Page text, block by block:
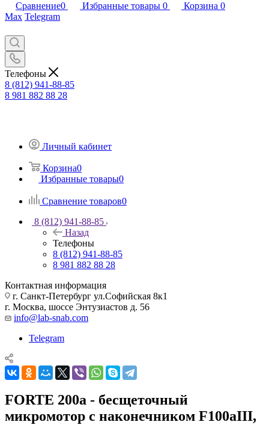
Сравнение0 Избранные товары 0 Корзина 0
Max Telegram
Телефоны
8 (812) 941-88-85
8 981 882 88 28
Личный кабинет
Корзина0
Избранные товары0
Сравнение товаров0
8 (812) 941-88-85
Назад
Телефоны
8 (812) 941-88-85
8 981 882 88 28
Контактная информация
г. Санкт-Петербург ул.Софийская 8к1
г. Москва, шоссе Энтузиастов д. 56
info@lab-snab.com
Telegram
FORTE 200a - бесщеточный
микромотор с наконечником F100aIII,